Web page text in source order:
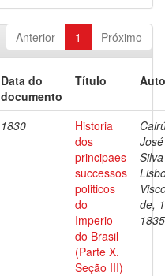
Anterior 1 Próximo
Data do
documento
Título
1830
Historia
dos
principaes
successos
politicos
do
Imperio
do Brasil
(Parte X.
Seção III)
Silva
de,
1835